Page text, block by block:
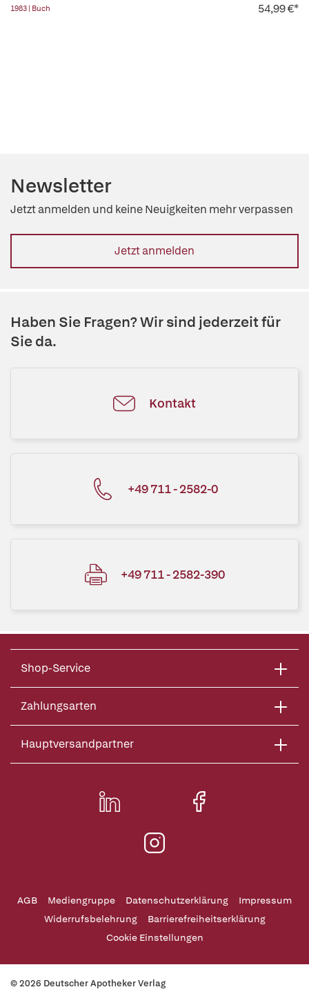
1983 | Buch 54,99 €*
Newsletter
Jetzt anmelden und keine Neuigkeiten mehr verpassen
Jetzt anmelden
Haben Sie Fragen? Wir sind jederzeit für
Sie da.
Kontakt
+49 711 - 2582-0
+49 711 - 2582-390
Shop-Service
Zahlungsarten
Hauptversandpartner
AGB Mediengruppe Datenschutzerklärung
Impressum
Widerrufsbelehrung
Barrierefreiheitserklärung
Cookie Einstellungen
© 2026 Deutscher Apotheker Verlag